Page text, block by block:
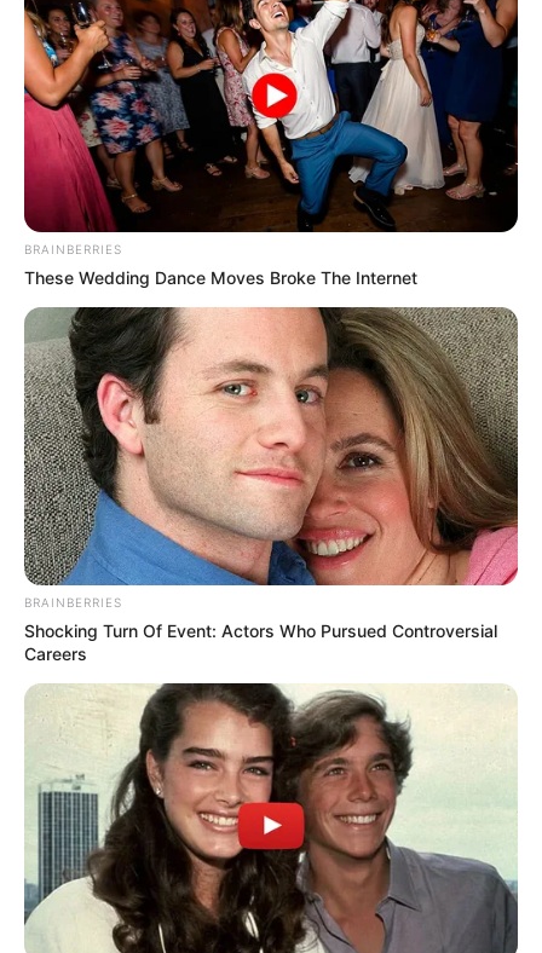
BRAINBERRIES
These Wedding Dance Moves Broke The Internet
BRAINBERRIES
Shocking Turn Of Event: Actors Who Pursued Controversial
Careers